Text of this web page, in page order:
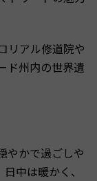
リアル修道院や
ド州内の世界遺
やかで過ごしや
中は暖かく、